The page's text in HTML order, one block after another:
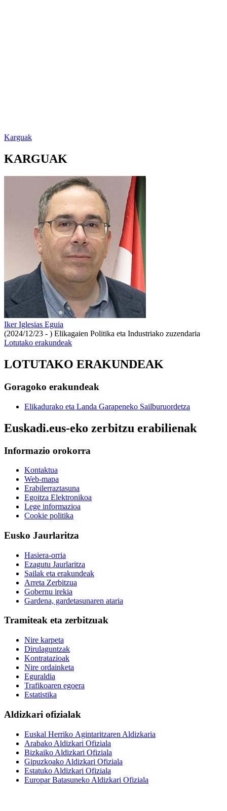
Karguak
KARGUAK
Iker Iglesias Eguia
(2024/12/23 - ) Elikagaien Politika eta Industriako zuzendaria
Lotutako erakundeak
LOTUTAKO ERAKUNDEAK
Goragoko erakundeak
Elikadurako eta Landa Garapeneko Sailburuordetza
Euskadi.eus-eko zerbitzu erabilienak
Informazio orokorra
Kontaktua
Web-mapa
Erabilerraztasuna
Egoitza Elektronikoa
Lege informazioa
Cookie politika
Eusko Jaurlaritza
Hasiera-orria
Ezagutu Jaurlaritza
Sailak eta erakundeak
Arreta Zerbitzua
Gobernu irekia
Gardena, gardetasunaren ataria
Tramiteak eta zerbitzuak
Nire karpeta
Dirulaguntzak
Kontratazioak
Nire ordainketa
Eguraldia
Trafikoaren egoera
Estatistika
Aldizkari ofizialak
Euskal Herriko Agintaritzaren Aldizkaria
Arabako Aldizkari Ofiziala
Bizkaiko Aldizkari Ofiziala
Gipuzkoako Aldizkari Ofiziala
Estatuko Aldizkari Ofiziala
Europar Batasuneko Aldizkari Ofiziala